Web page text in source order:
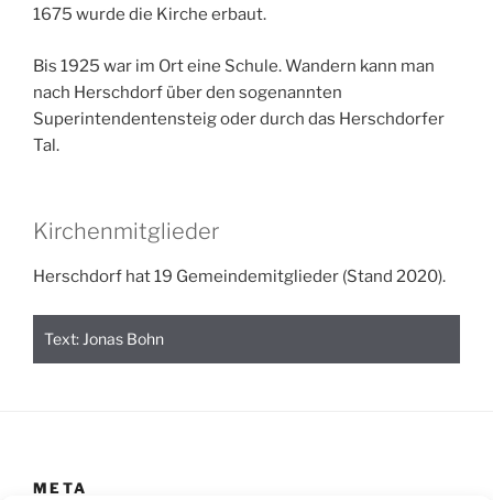
1675 wurde die Kirche erbaut.
Bis 1925 war im Ort eine Schule. Wandern kann man
nach Herschdorf über den sogenannten
Superintendentensteig oder durch das Herschdorfer
Tal.
Kirchenmitglieder
Herschdorf hat 19 Gemeindemitglieder (Stand 2020).
Text: Jonas Bohn
META